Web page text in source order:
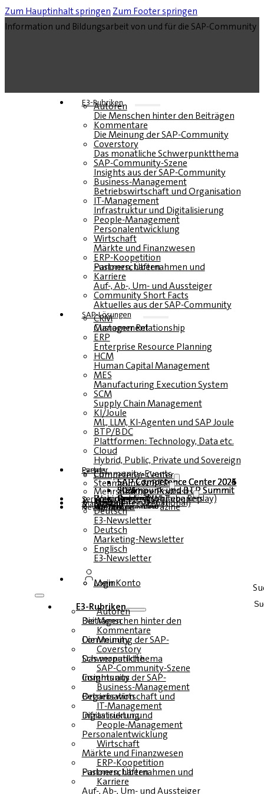
Zum Hauptinhalt springen Zum Footer springen
Information und Bildungsarbeit von und für die SAP-Community
E3-Rubriken
Autoren
Die Menschen hinter den Beiträgen
Kommentare
Die Meinung der SAP-Community
Coverstory
Das monatliche Schwerpunktthema
SAP-Community-Szene
Insights aus der SAP-Community
Business-Management
Betriebswirtschaft und Organisation
IT-Management
Infrastruktur und Digitalisierung
People-Management
Personalentwicklung
Wirtschaft
Märkte und Finanzwesen
ERP-Koopetition
Fusionen, Übernahmen und Partnerschaften
Karriere
Auf-, Ab-, Um- und Aussteiger
Community Short Facts
Aktuelles aus der SAP-Community
SAP-Lösungen
CRM
Customer Relationship Management
ERP
Enterprise Resource Planning
HCM
Human Capital Management
MES
Manufacturing Execution System
SCM
Supply Chain Management
KI/Joule
ML, LLM, KI-Agenten und SAP Joule
BTP/BDC
Plattformen: Technology, Data etc.
Cloud
Hybrid, Public, Private und Sovereign
Partner
EventsCommunity-Events
Competence Center
SAP Competence Center 2026
SAP Competence Center 2025
SAP Competence Center 2024
SAP Competence Center 2023
Steampunk & BTP
Steampunk und BTP Summit 2026
Steampunk und BTP Summit 2025
Steampunk und BTP Summit 2024
Mehrsprachige Podcasts
Deutsch
Englisch
Spanisch
Französisch
Roundtables (YouTube Replay)
Webinare und Whitepapers
Service
Formulare
Kontakt
Mediadaten DACH
Media Kit (International)
Magazin
hier abonnieren
für Abonnenten
kostenfreie Magazine
Newsletter
Deutsch
E3-Newsletter
Deutsch
Marketing-Newsletter
Englisch
E3-Newsletter
Login
Mein Konto
E3-Rubriken
Autoren
Die Menschen hinter den Beiträgen
Kommentare
Die Meinung der SAP-Community
Coverstory
Das monatliche Schwerpunktthema
SAP-Community-Szene
Insights aus der SAP-Community
Business-Management
Betriebswirtschaft und Organisation
IT-Management
Infrastruktur und Digitalisierung
People-Management
Personalentwicklung
Wirtschaft
Märkte und Finanzwesen
ERP-Koopetition
Fusionen, Übernahmen und Partnerschaften
Karriere
Auf-, Ab-, Um- und Aussteiger